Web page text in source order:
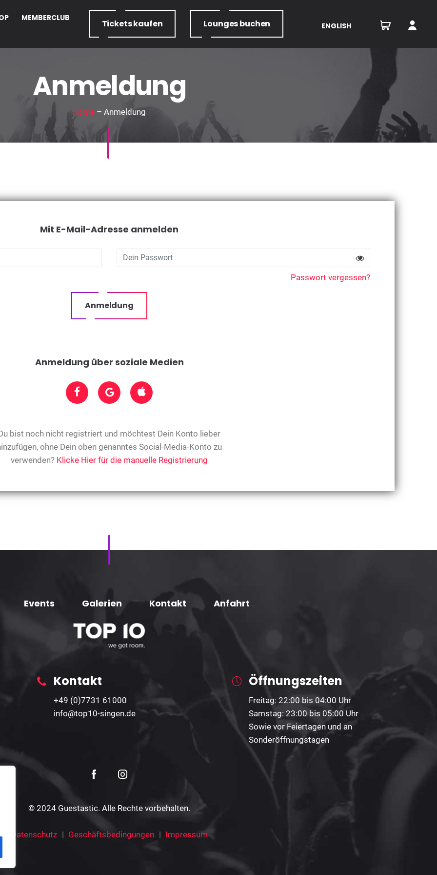
MEMBERCLUB
Ticketskaufen Loungesbuchen ENGLISH
Anmeldung
Home – Anmeldung
Mit E-Mail-Adresse anmelden
Passwort vergessen?
Anmeldung
Anmeldung über soziale Medien
bist noch nicht registriert und möchtest Dein Konto lieber
ohne Dein oben genanntes Social-Media-Konto zu
verwenden? Klicke Hier für die manuelle Registrierung
Events Galerien Kontakt Anfahrt
Kontakt
+49 (0)7731 61000
info@top10-singen.de
Öffnungszeiten
Freitag: 22:00 bis 04:00 Uhr
Samstag: 23:00 bis 05:00 Uhr
Sowie vor Feiertagen und an
Sonderöffnungstagen
© 2024 Guestastic. Alle Rechte vorbehalten.
Datenschutz Geschäftsbedingungen Impressum